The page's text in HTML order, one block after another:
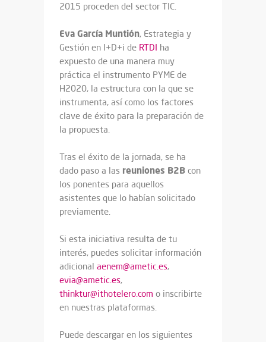
2015 proceden del sector TIC.
Eva García Muntión, Estrategia y
Gestión en I+D+i de RTDI ha
expuesto de una manera muy
práctica el instrumento PYME de
H2020, la estructura con la que se
instrumenta, así como los factores
clave de éxito para la preparación de
la propuesta.
Tras el éxito de la jornada, se ha
dado paso a las reuniones B2B con
los ponentes para aquellos
asistentes que lo habían solicitado
previamente.
Si esta iniciativa resulta de tu
interés, puedes solicitar información
adicional aenem@ametic.es,
evia@ametic.es,
thinktur@ithotelero.com o inscribirte
en nuestras plataformas.
Puede descargar en los siguientes